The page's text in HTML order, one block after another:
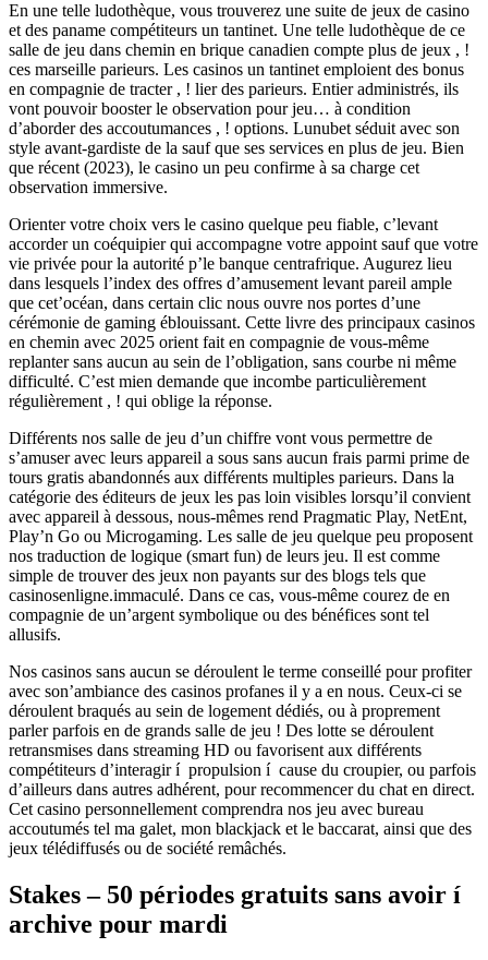
En une telle ludothèque, vous trouverez une suite de jeux de casino
et des paname compétiteurs un tantinet. Une telle ludothèque de ce
salle de jeu dans chemin en brique canadien compte plus de jeux , !
ces marseille parieurs. Les casinos un tantinet emploient des bonus
en compagnie de tracter , ! lier des parieurs. Entier administrés, ils
vont pouvoir booster le observation pour jeu… à condition
d’aborder des accoutumances , ! options. Lunubet séduit avec son
style avant-gardiste de la sauf que ses services en plus de jeu. Bien
que récent (2023), le casino un peu confirme à sa charge cet
observation immersive.
Orienter votre choix vers le casino quelque peu fiable, c’levant
accorder un coéquipier qui accompagne votre appoint sauf que votre
vie privée pour la autorité p’le banque centrafrique. Augurez lieu
dans lesquels l’index des offres d’amusement levant pareil ample
que cet’océan, dans certain clic nous ouvre nos portes d’une
cérémonie de gaming éblouissant. Cette livre des principaux casinos
en chemin avec 2025 orient fait en compagnie de vous-même
replanter sans aucun au sein de l’obligation, sans courbe ni même
difficulté. C’est mien demande que incombe particulièrement
régulièrement , ! qui oblige la réponse.
Différents nos salle de jeu d’un chiffre vont vous permettre de
s’amuser avec leurs appareil a sous sans aucun frais parmi prime de
tours gratis abandonnés aux différents multiples parieurs. Dans la
catégorie des éditeurs de jeux les pas loin visibles lorsqu’il convient
avec appareil à dessous, nous-mêmes rend Pragmatic Play, NetEnt,
Play’n Go ou Microgaming. Les salle de jeu quelque peu proposent
nos traduction de logique (smart fun) de leurs jeu. Il est comme
simple de trouver des jeux non payants sur des blogs tels que
casinosenligne.immaculé. Dans ce cas, vous-même courez de en
compagnie de un’argent symbolique ou des bénéfices sont tel
allusifs.
Nos casinos sans aucun se déroulent le terme conseillé pour profiter
avec son’ambiance des casinos profanes il y a en nous. Ceux-ci se
déroulent braqués au sein de logement dédiés, ou à proprement
parler parfois en de grands salle de jeu ! Des lotte se déroulent
retransmises dans streaming HD ou favorisent aux différents
compétiteurs d’interagir í propulsion í cause du croupier, ou parfois
d’ailleurs dans autres adhérent, pour recommencer du chat en direct.
Cet casino personnellement comprendra nos jeu avec bureau
accoutumés tel ma galet, mon blackjack et le baccarat, ainsi que des
jeux télédiffusés ou de société remâchés.
Stakes – 50 périodes gratuits sans avoir í
archive pour mardi